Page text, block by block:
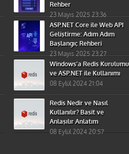
Rehber
23 Mayıs 2025 23:36
ASP.NET Core ile Web API
Geliştirme: Adım Adım
Başlangıç Rehberi
23 Mayıs 2025 23:27
Windows’a Redis Kurulumu
ve ASP.NET ile Kullanımı
08 Eylül 2024 21:04
Redis Nedir ve Nasıl
Kullanılır? Basit ve
Anlaşılır Anlatım
08 Eylül 2024 20:57